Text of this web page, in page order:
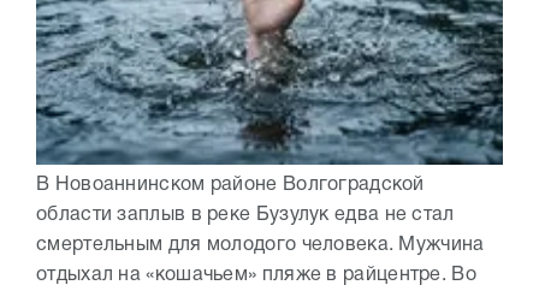
В Новоаннинском районе Волгоградской
области заплыв в реке Бузулук едва не стал
смертельным для молодого человека. Мужчина
отдыхал на «кошачьем» пляже в райцентре. Во